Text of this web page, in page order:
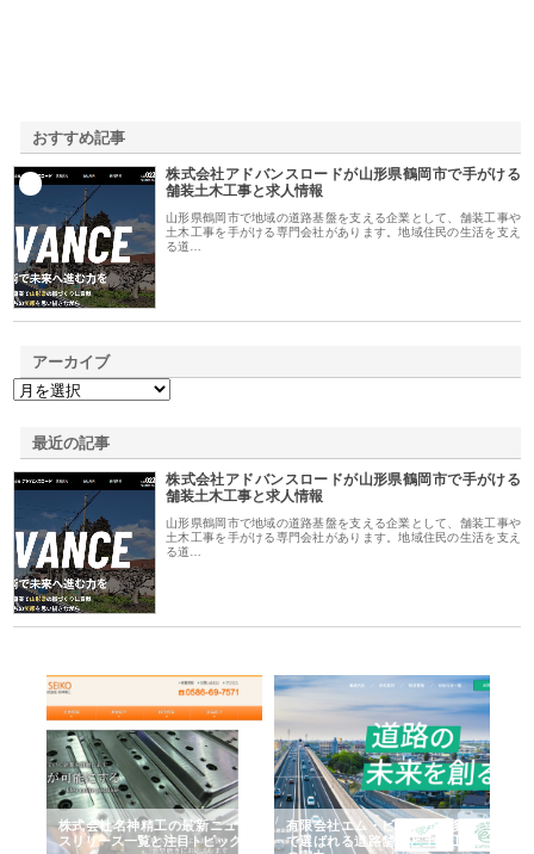
おすすめ記事
株式会社アドバンスロードが山形県鶴岡市で手がける
舗装土木工事と求人情報
山形県鶴岡市で地域の道路基盤を支える企業として、舗装工事や
土木工事を手がける専門会社があります。地域住民の生活を支え
る道…
アーカイブ
最近の記事
株式会社アドバンスロードが山形県鶴岡市で手がける
舗装土木工事と求人情報
山形県鶴岡市で地域の道路基盤を支える企業として、舗装工事や
土木工事を手がける専門会社があります。地域住民の生活を支え
る道…
株式会社名神精工の最新ニュー
スリリース一覧と注目トピック
有限会社エム・ビルドが南多摩
で選ばれる道路舗装と土木工事